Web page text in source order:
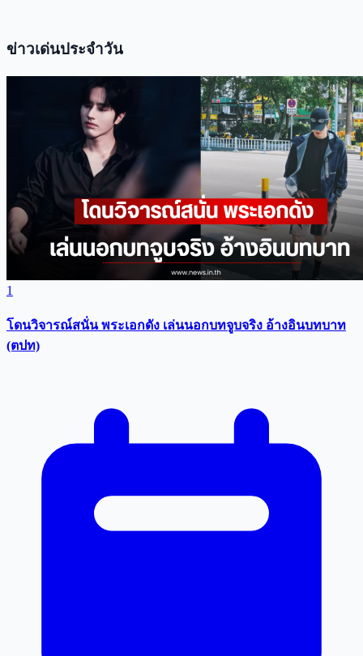
ข่าวเด่นประจำวัน
1
โดนวิจารณ์สนั่น พระเอกดัง เล่นนอกบทจูบจริง อ้างอินบทบาท
(ตปท)